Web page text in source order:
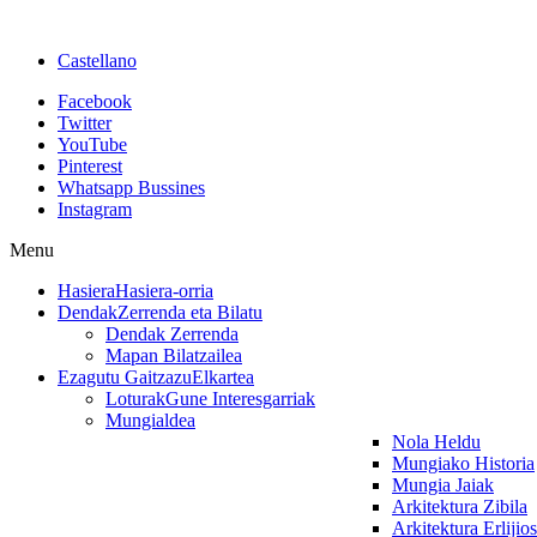
Castellano
Facebook
Twitter
YouTube
Pinterest
Whatsapp Bussines
Instagram
Menu
HasieraHasiera-orria
DendakZerrenda eta Bilatu
Dendak Zerrenda
Mapan Bilatzailea
Ezagutu GaitzazuElkartea
LoturakGune Interesgarriak
Mungialdea
Nola Heldu
Mungiako Historia
Mungia Jaiak
Arkitektura Zibila
Arkitektura